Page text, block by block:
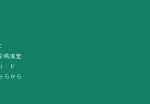
稿規定
ード
らから